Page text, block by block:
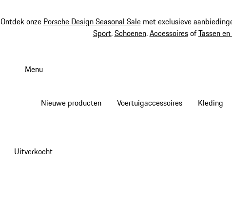
Ontdek onze Porsche Design Seasonal Salemet exclusieve
Sport,Schoenen,AccessoiresofTassen
Menu
Nieuwe producten Voertuigaccessoires Kleding
Uitverkocht